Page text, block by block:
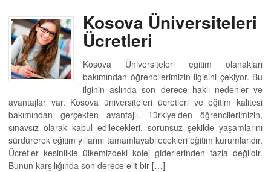
Kosova Üniversiteleri
Ücretleri
Kosova Üniversiteleri eğitim olanakları
bakımından öğrencilerimizin ilgisini çekiyor. Bu
ilginin aslında son derece haklı nedenler ve
avantajlar var. Kosova üniversiteleri ücretleri ve eğitim kalitesi
bakımından gerçekten avantajlı. Türkiye’den öğrencilerimizin,
sınavsız olarak kabul edilecekleri, sorunsuz şekilde yaşamlarını
sürdürerek eğitim yıllarını tamamlayabilecekleri eğitim kurumlarıdır.
Ücretler kesinlikle ülkemizdeki kolej giderlerinden fazla değildir.
Bunun karşılığında son derece elit bir […]